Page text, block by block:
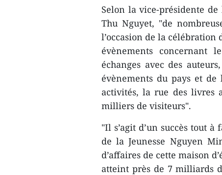
Selon la vice-présidente
Thu Nguyet, "de
l’occasion de la
évènements concernant
échanges avec des
évènements du pays et
activités, la rue des livres
milliers de visiteurs".
"Il s’agit d’un succès tout
de la Jeunesse Nguyen
d’affaires de cette maison
atteint près de 7 milliards